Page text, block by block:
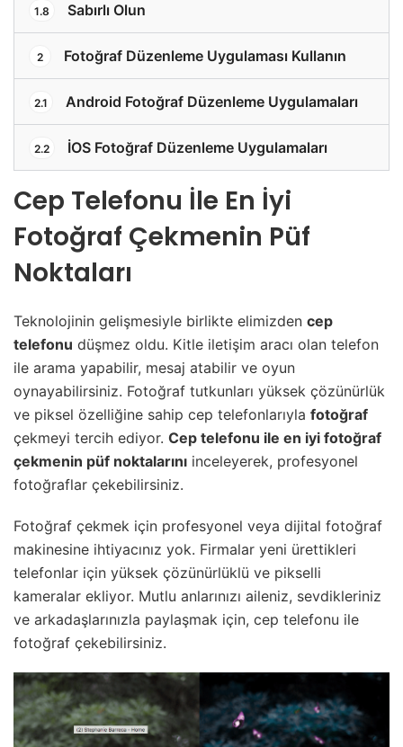
1.8 Sabırlı Olun
2 Fotoğraf Düzenleme Uygulaması Kullanın
2.1 Android Fotoğraf Düzenleme Uygulamaları
2.2 İOS Fotoğraf Düzenleme Uygulamaları
Cep Telefonu İle En İyi
Fotoğraf Çekmenin Püf
Noktaları
Teknolojinin gelişmesiyle birlikte elimizden cep
telefonu düşmez oldu. Kitle iletişim aracı olan telefon
ile arama yapabilir, mesaj atabilir ve oyun
oynayabilirsiniz. Fotoğraf tutkunları yüksek çözünürlük
ve piksel özelliğine sahip cep telefonlarıyla fotoğraf
çekmeyi tercih ediyor. Cep telefonu ile en iyi fotoğraf
çekmenin püf noktalarını inceleyerek, profesyonel
fotoğraflar çekebilirsiniz.
Fotoğraf çekmek için profesyonel veya dijital fotoğraf
makinesine ihtiyacınız yok. Firmalar yeni ürettikleri
telefonlar için yüksek çözünürlüklü ve pikselli
kameralar ekliyor. Mutlu anlarınızı aileniz, sevdikleriniz
ve arkadaşlarınızla paylaşmak için, cep telefonu ile
fotoğraf çekebilirsiniz.